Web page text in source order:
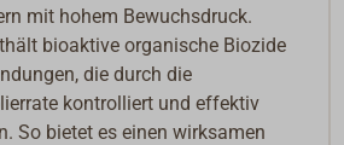
mit hohem Bewuchsdruck.
bioaktive organische Biozide
die durch die
kontrolliert und effektiv
So bietet es einen wirksamen